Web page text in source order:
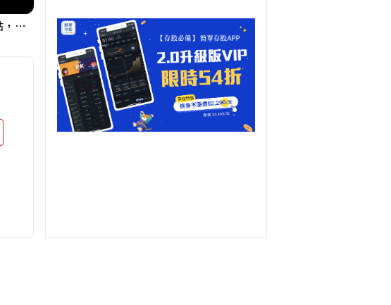
台股狂飆1200點，但還有兩關沒過｜Mr.Jimmy高志銘 #台股 #期貨 #加權指數 【我被黑了?】是真的聽不懂嗎...還是... #股票分析 #因果分析